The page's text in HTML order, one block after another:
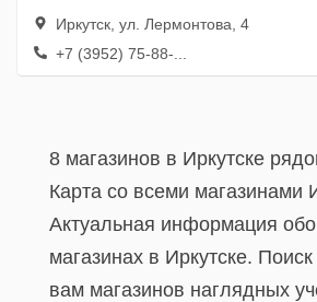
Иркутск, ул. Лермонтова, 4
+7 (3952) 75-88-...
8 магазинов в Иркутске
Карта со всеми магазинами
Актуальная информация
магазинах в Иркутске.
вам магазинов наглядных